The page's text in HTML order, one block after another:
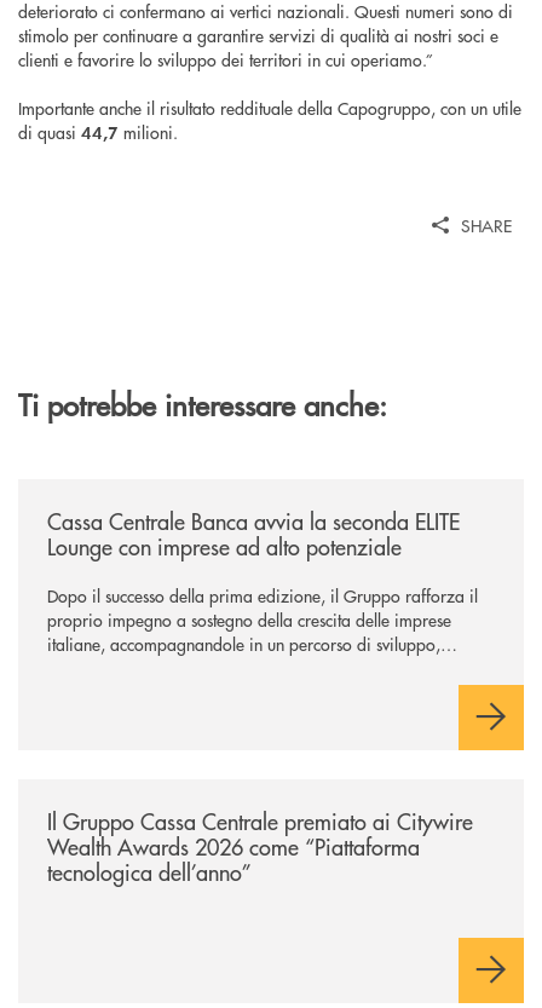
deteriorato ci confermano ai vertici nazionali. Questi numeri sono di
stimolo per continuare a garantire servizi di qualità ai nostri soci e
clienti e favorire lo sviluppo dei territori in cui operiamo.”
Importante anche il risultato reddituale della Capogruppo, con un utile
di quasi 44,7 milioni.
SHARE
Ti potrebbe interessare anche:
Cassa Centrale Banca avvia la seconda ELITE
Lounge con imprese ad alto potenziale
Dopo il successo della prima edizione, il Gruppo rafforza il
proprio impegno a sostegno della crescita delle imprese
italiane, accompagnandole in un percorso di sviluppo,
Il Gruppo Cassa Centrale premiato ai Citywire
Wealth Awards 2026 come “Piattaforma
tecnologica dell’anno”